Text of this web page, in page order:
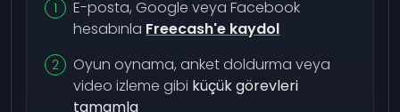
E-posta, Google veya Facebook
hesabınla Freecash'e kaydol
Oyun oynama, anket doldurma veya
video izleme gibi küçük görevleri
tamamla